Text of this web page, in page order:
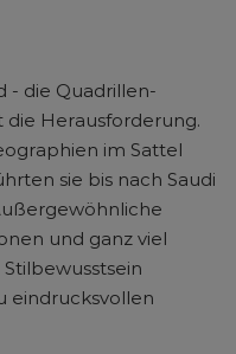
- die Quadrillen-
die Herausforderung.
im Sattel
sie bis nach Saudi
und ganz viel
eindrucksvollen